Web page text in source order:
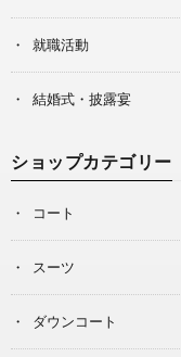
就職活動
結婚式・披露宴
ショップカテゴリー
コート
スーツ
ダウンコート